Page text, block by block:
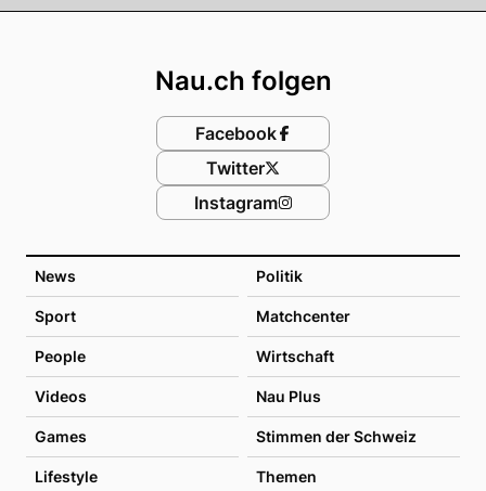
News Politik
Sport Matchcenter
People Wirtschaft
Videos Nau Plus
Games Stimmen der Schweiz
Lifestyle Themen
Nau.ch folgen
Facebook
Twitter
Instagram